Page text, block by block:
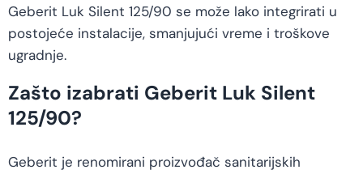
Geberit Luk Silent 125/90 se može lako integrirati u
postojeće instalacije, smanjujući vreme i troškove
ugradnje.
Zašto izabrati Geberit Luk Silent
125/90?
Geberit je renomirani proizvođač sanitarijskih